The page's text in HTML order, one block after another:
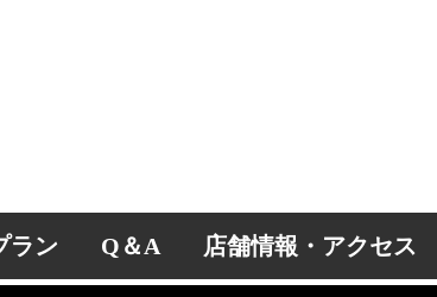
ラン Q＆A 店舗情報・アクセス